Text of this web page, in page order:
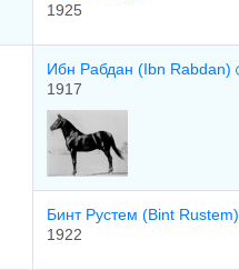
1925
Ибн Рабдан (Ibn Rabdan)
1917
Бинт Рустем (Bint Rustem)
1922